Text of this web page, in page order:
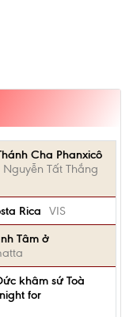
Cha Phanxicô
Nguyễn Tất Thắng
Rica
VIS
Tâm ở
khâm sứ Toà
for